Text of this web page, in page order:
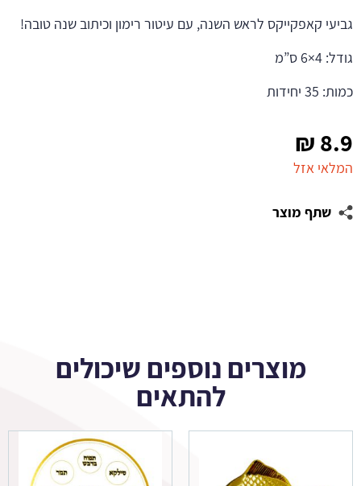
8.9
₪
המלאי אזל
שתף מוצר
גביעי קאפקייקס לראש השנה, עם עיטור רימון וכיתוב שנה טובה!
גודל: 4×6 ס”מ
כמות: 35 יחידות
מוצרים נוספים שיכולים
להתאים